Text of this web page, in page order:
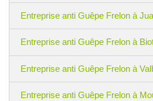
Entreprise anti Guêpe Frelon à
Entreprise anti Guêpe Frelon à
Entreprise anti Guêpe Frelon à
Entreprise anti Guêpe Frelon à